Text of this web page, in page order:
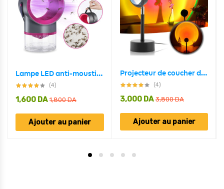
Lampe LED anti-moustiques USB silencieux
(4)
1,800DA
1,600 DA
Ajouter au panier
Projecteur de coucher de soleil rotatif à 180 ° USB décoration murale
(4)
3,800DA
3,000 DA
Ajouter au panier